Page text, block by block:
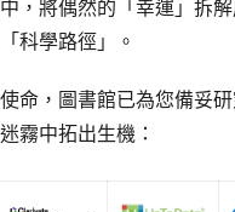
，將偶然的「幸運」拆
科學路徑」。
命，圖書館已為您備妥
霧中拓出生機：